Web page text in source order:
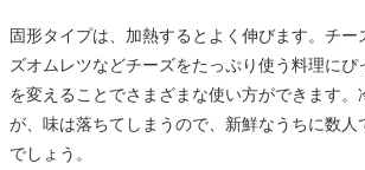
固形タイプは、加熱するとよく伸びます。チー
ズオムレツなどチーズをたっぷり使う料理にぴ
を変えることでさまざまな使い方ができます。
が、味は落ちてしまうので、新鮮なうちに数人
でしょう。